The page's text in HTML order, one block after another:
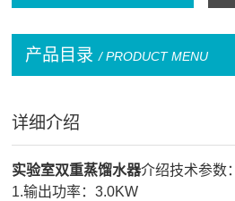
产品目录 / PRODUCT MENU
详细介绍
实验室双重蒸馏水器介绍技术参数：
1.输出功率：3.0KW